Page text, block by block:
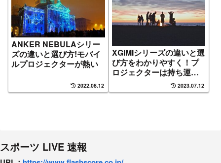
ANKER NEBULAシリー
ズの違いと選び方!モバイ
ルプロジェクターが熱い
2022.08.12
XGIMIシリーズの違いと選
び方をわかりやすく！プ
ロジェクターは持ち運び
2023.07.12
スポーツ LIVE 速報